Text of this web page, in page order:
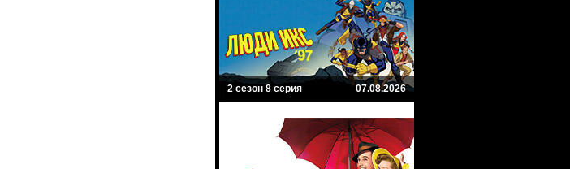
2 сезон 8 серия 07.08.2026